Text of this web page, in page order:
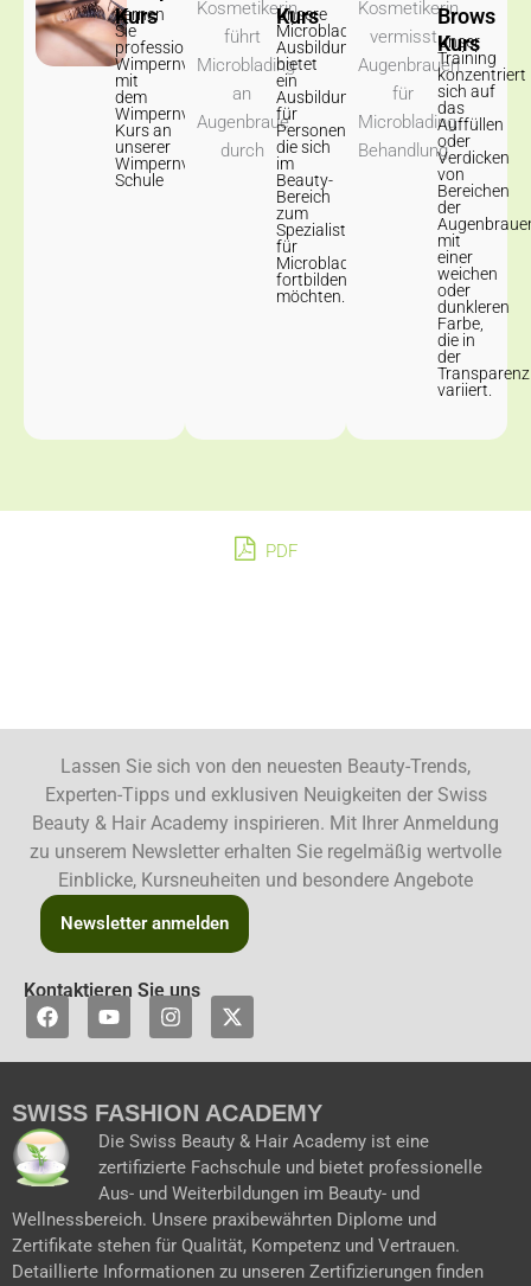
Kurs
Lernen
Sie
professionelle
Wimpernverlängerung
mit
dem
Wimpernverlängerung
Kurs an
unserer
Wimpernverlängerung
Schule
Kurs
Unsere
Microblading
Ausbildung
bietet
ein
Ausbildungsprogramm
für
Personen,
die sich
im
Beauty-
Bereich
zum
Spezialisten
für
Microblading
fortbilden
möchten.
Brows
Kurs
Unser
Training
konzentriert
sich auf
das
Auffüllen
oder
Verdicken
von
Bereichen
der
mit
einer
weichen
oder
dunkleren
Farbe,
die in
der
Transparenz
variiert.
PDF
Lassen Sie sich von den neuesten Beauty-Trends,
Experten-Tipps und exklusiven Neuigkeiten der Swiss
Beauty & Hair Academy inspirieren. Mit Ihrer Anmeldung
zu unserem Newsletter erhalten Sie regelmäßig wertvolle
Einblicke, Kursneuheiten und besondere Angebote
Newsletter anmelden
Kontaktieren Sie uns
F
a
e
o
o
k
Y
o
t
b
e
I
n
t
g
r
a
m
X
-
w
t
t
e
r
SWISS FASHION ACADEMY
Die Swiss Beauty & Hair Academy ist eine
zertifizierte Fachschule und bietet professionelle
Aus- und Weiterbildungen im Beauty- und
Wellnessbereich. Unsere praxibewährten Diplome und
Zertifikate stehen für Qualität, Kompetenz und Vertrauen.
Detaillierte Informationen zu unseren Zertifizierungen finden